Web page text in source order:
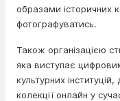
образами історичних
фотографуватись.
Також організацією
яка виступає
культурних
колекції онлайн у